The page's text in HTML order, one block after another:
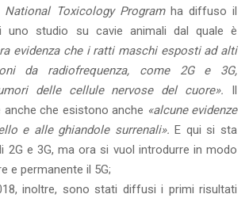
National Toxicology Program ha diffuso il
uno studio su cavie animali dal quale è
evidenza che i ratti maschi esposti ad alti
da radiofrequenza, come 2G e 3G,
delle cellule nervose del cuore».
anche che esistono anche «alcune evidenze
e alle ghiandole surrenali». E qui si sta
2G e 3G, ma ora si vuol introdurre in modo
e permanente il 5G;
inoltre, sono stati diffusi i primi risultati